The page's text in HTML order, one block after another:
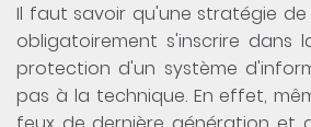
Il faut savoir qu'une stratégie
obligatoirement s'inscrire dans
protection d'un système
pas à la technique. En effet,